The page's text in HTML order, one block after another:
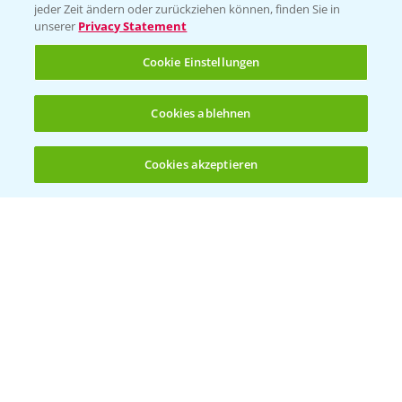
(noch 4)
Sammelstellen und Termine
Kontakt & Notfall
Beratung auf WhatsApp
+49 (0)174 346 564 1
jeder Zeit ändern oder zurückziehen können, finden Sie in
unserer Privacy Statement
Cookie Einstellungen
Cookies ablehnen
Cookies akzeptieren